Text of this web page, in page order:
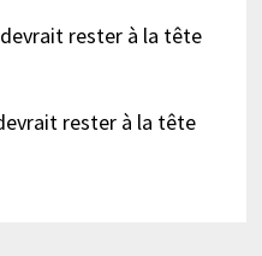
rester à la tête
rester à la tête